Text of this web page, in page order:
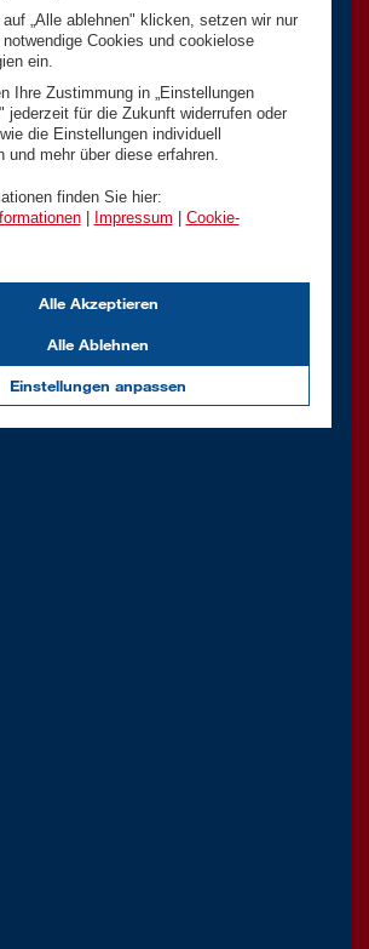
„Alle ablehnen" klicken, setzen wir nur
Cookies und cookielose
ein.
Ihre Zustimmung in „Einstellungen
jederzeit für die Zukunft widerrufen oder
die Einstellungen individuell
und mehr über diese erfahren.
finden Sie hier:
| Impressum
Cookie-
Einstellungen anpassen
Alle Ablehnen
Alle Akzeptieren